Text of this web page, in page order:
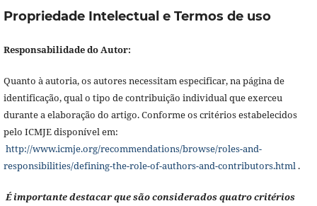
Propriedade Intelectual e Termos de uso
Responsabilidade do Autor:
Quanto à autoria, os autores necessitam especificar, na página de
identificação, qual o tipo de contribuição individual que exerceu
durante a elaboração do artigo. Conforme os critérios estabelecidos
pelo ICMJE disponível em:
http://www.icmje.org/recommendations/browse/roles-and-
responsibilities/defining-the-role-of-authors-and-contributors.html.
É importante destacar que são considerados quatro critérios